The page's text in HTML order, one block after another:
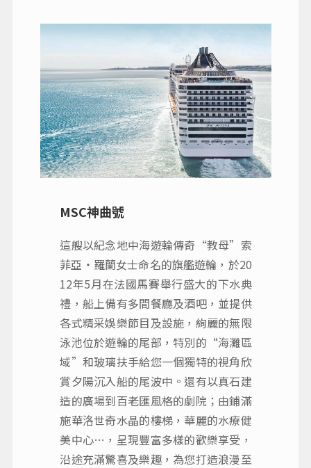
MSC神曲號
這艘以紀念地中海遊輪傳奇“教母”索
菲亞‧羅蘭女士命名的旗艦遊輪，於20
12年5月在法國馬賽舉行盛大的下水典
禮，船上備有多間餐廳及酒吧，並提供
各式精采娛樂節目及設施，絢麗的無限
泳池位於遊輪的尾部，特別的“海灘區
域”和玻璃扶手給您一個獨特的視角欣
賞夕陽沉入船的尾波中。還有以真石建
造的廣場到百老匯風格的劇院；由鋪滿
施華洛世奇水晶的樓梯，華麗的水療健
美中心…，呈現豐富多樣的歡樂享受，
沿途充滿驚喜及樂趣，為您打造浪漫至